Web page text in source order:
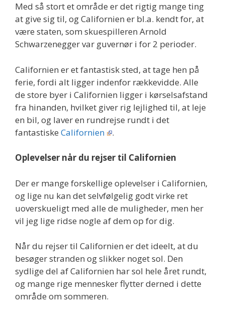
Med så stort et område er det rigtig mange ting
at give sig til, og Californien er bl.a. kendt for, at
være staten, som skuespilleren Arnold
Schwarzenegger var guvernør i for 2 perioder.
Californien er et fantastisk sted, at tage hen på
ferie, fordi alt ligger indenfor rækkevidde. Alle
de store byer i Californien ligger i kørselsafstand
fra hinanden, hvilket giver rig lejlighed til, at leje
en bil, og laver en rundrejse rundt i det
fantastiske Californien .
Oplevelser når du rejser til Californien
Der er mange forskellige oplevelser i Californien,
og lige nu kan det selvfølgelig godt virke ret
uoverskueligt med alle de muligheder, men her
vil jeg lige ridse nogle af dem op for dig.
Når du rejser til Californien er det ideelt, at du
besøger stranden og slikker noget sol. Den
sydlige del af Californien har sol hele året rundt,
og mange rige mennesker flytter derned i dette
område om sommeren.